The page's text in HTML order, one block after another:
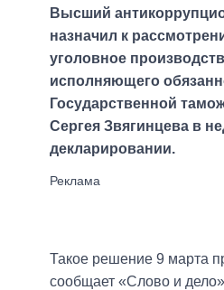
Высший
назначил к
уголовное
исполняющего
Государственной
Сергея Звягинцева в
декларировании.
Такое решение 9 марта
сообщает «Слово и